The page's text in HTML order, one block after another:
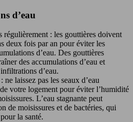
d’eau
régulièrement : les gouttières doivent
deux fois par an pour éviter les
d’eau. Des gouttières
des accumulations d’eau et
d’eau.
ne laissez pas les seaux d’eau
votre logement pour éviter l’humidité
L’eau stagnante peut
de moisissures et de bactéries, qui
la santé.